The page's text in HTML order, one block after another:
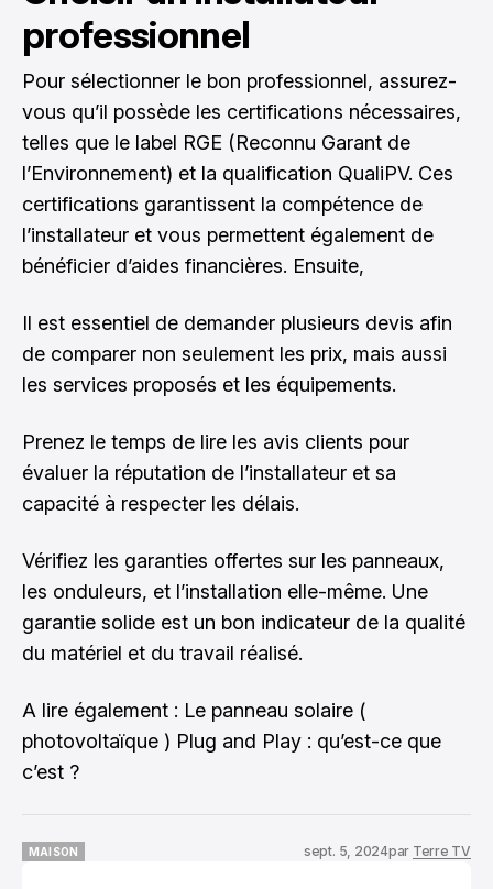
professionnel
Pour sélectionner le bon professionnel, assurez-
vous qu’il possède les certifications nécessaires,
telles que le label RGE (Reconnu Garant de
l’Environnement) et la qualification QualiPV. Ces
certifications garantissent la compétence de
l’installateur et vous permettent également de
bénéficier d’aides financières. Ensuite,
Il est essentiel de demander plusieurs devis afin
de comparer non seulement les prix, mais aussi
les services proposés et les équipements.
Prenez le temps de lire les avis clients pour
évaluer la réputation de l’installateur et sa
capacité à respecter les délais.
Vérifiez les garanties offertes sur les panneaux,
les onduleurs, et l’installation elle-même. Une
garantie solide est un bon indicateur de la qualité
du matériel et du travail réalisé.
A lire également : Le panneau solaire (
photovoltaïque ) Plug and Play : qu’est-ce que
c’est ?
MAISON
sept. 5, 2024par Terre TV